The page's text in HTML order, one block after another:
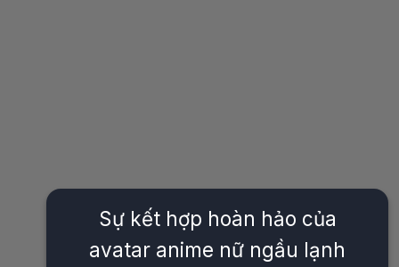
Sự kết hợp hoàn hảo của
avatar anime nữ ngầu lạnh